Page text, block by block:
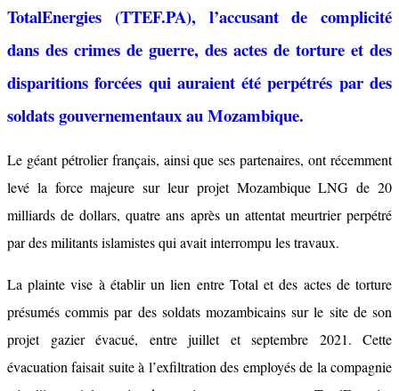
TotalEnergies (TTEF.PA), l’accusant de complicité
dans des crimes de guerre, des actes de torture et des
disparitions forcées qui auraient été perpétrés par des
soldats gouvernementaux au Mozambique.
Le géant pétrolier français, ainsi que ses partenaires, ont récemment
levé la force majeure sur leur projet Mozambique LNG de 20
milliards de dollars, quatre ans après un attentat meurtrier perpétré
par des militants islamistes qui avait interrompu les travaux.
La plainte vise à établir un lien entre Total et des actes de torture
présumés commis par des soldats mozambicains sur le site de son
projet gazier évacué, entre juillet et septembre 2021. Cette
évacuation faisait suite à l’exfiltration des employés de la compagnie